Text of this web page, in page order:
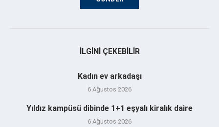
İLGINI ÇEKEBILIR
Kadın ev arkadaşı
6 Ağustos 2026
Yıldız kampüsü dibinde 1+1 eşyalı kiralık daire
6 Ağustos 2026